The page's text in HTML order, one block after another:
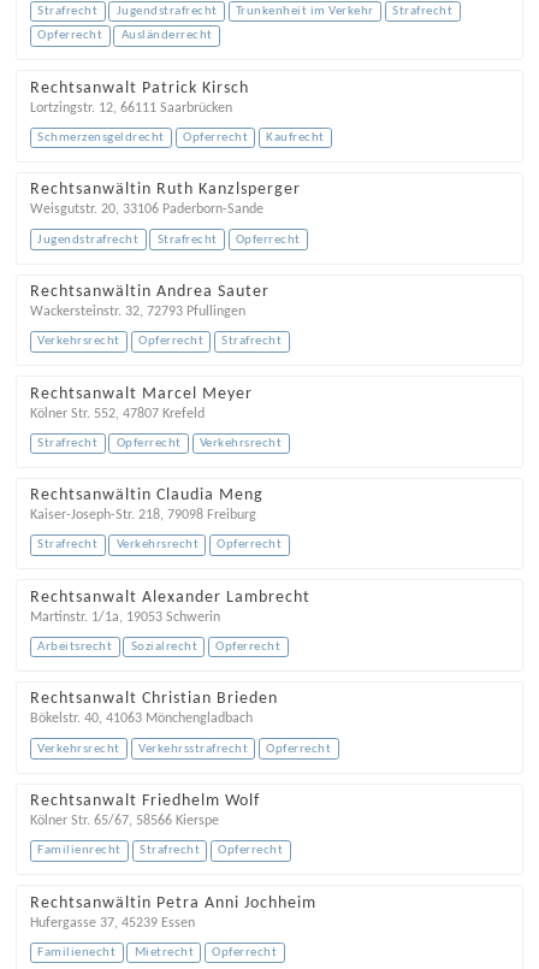
Strafrecht Jugendstrafrecht Trunkenheit im Verkehr
Strafrecht
Opferrecht
Ausländerrecht
Rechtsanwalt Patrick Kirsch
Lortzingstr. 12, 66111 Saarbrücken
Schmerzensgeldrecht Opferrecht Kaufrecht
Rechtsanwältin Ruth Kanzlsperger
Weisgutstr. 20, 33106 Paderborn-Sande
Jugendstrafrecht Strafrecht Opferrecht
Rechtsanwältin Andrea Sauter
Wackersteinstr. 32, 72793 Pfullingen
Verkehrsrecht Opferrecht Strafrecht
Rechtsanwalt Marcel Meyer
Kölner Str. 552, 47807 Krefeld
Strafrecht Opferrecht Verkehrsrecht
Rechtsanwältin Claudia Meng
Kaiser-Joseph-Str. 218, 79098 Freiburg
Strafrecht Verkehrsrecht Opferrecht
Rechtsanwalt Alexander Lambrecht
Martinstr. 1/1a, 19053 Schwerin
Arbeitsrecht Sozialrecht Opferrecht
Rechtsanwalt Christian Brieden
Bökelstr. 40, 41063 Mönchengladbach
Verkehrsrecht Verkehrsstrafrecht Opferrecht
Rechtsanwalt Friedhelm Wolf
Kölner Str. 65/67, 58566 Kierspe
Familienrecht Strafrecht Opferrecht
Rechtsanwältin Petra Anni Jochheim
Hufergasse 37, 45239 Essen
Familienecht Mietrecht Opferrecht